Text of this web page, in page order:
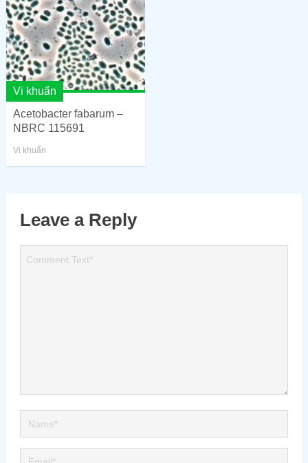
Vi khuẩn
Acetobacter fabarum –
NBRC 115691
Vi khuẩn
Leave a Reply